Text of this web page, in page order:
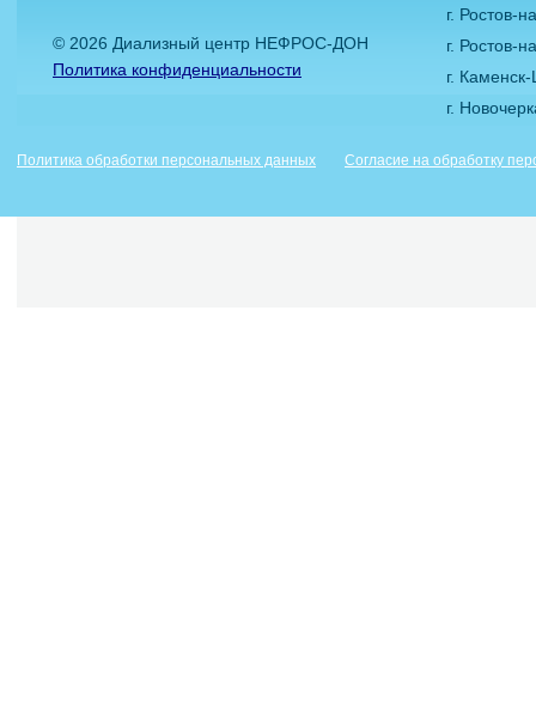
© 2026 Диализный центр НЕФРОС-ДОН
Политика конфиденциальности
г. Ростов-
г. Ростов-
г.
г.
Политика обработки персональных данных Согласие на обработку